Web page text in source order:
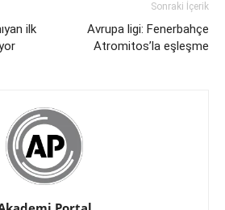
ilk
Sonraki İçerik
Avrupa ligi: Fenerbahçe
Atromitos’la eşleşme